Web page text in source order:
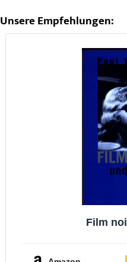
Unsere Empfehlungen:
Film